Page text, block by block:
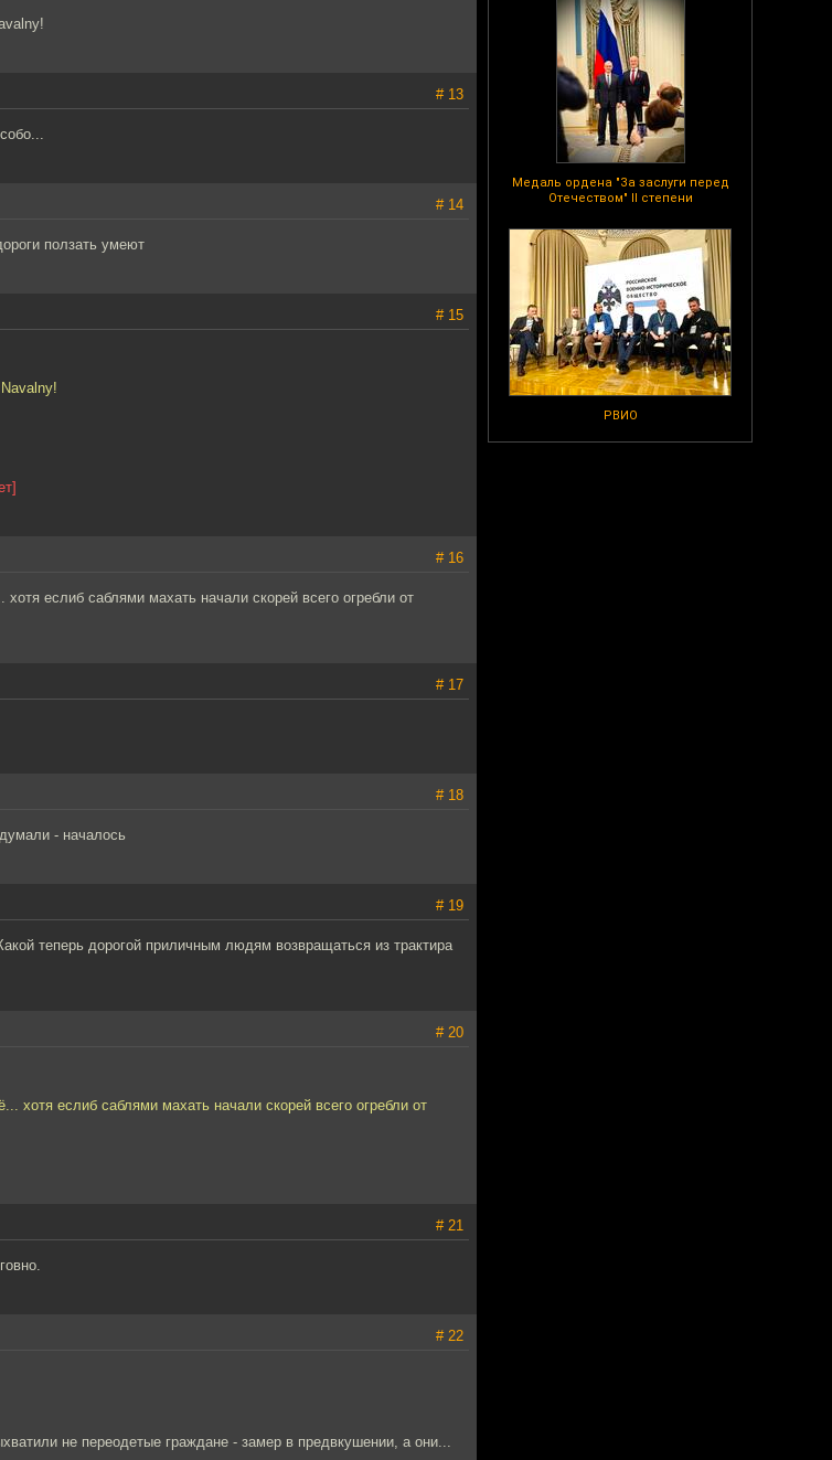
Медаль ордена "За заслуги перед
Отечеством" II степени
РВИО
# 13
# 14
ползать умеют
# 15
# 16
еслиб саблями махать начали скорей всего огребли от
# 17
# 18
- началось
# 19
теперь дорогой приличным людям возвращаться из трактира
# 20
хотя еслиб саблями махать начали скорей всего огребли от
# 21
# 22
не переодетые граждане - замер в предвкушении, а они...